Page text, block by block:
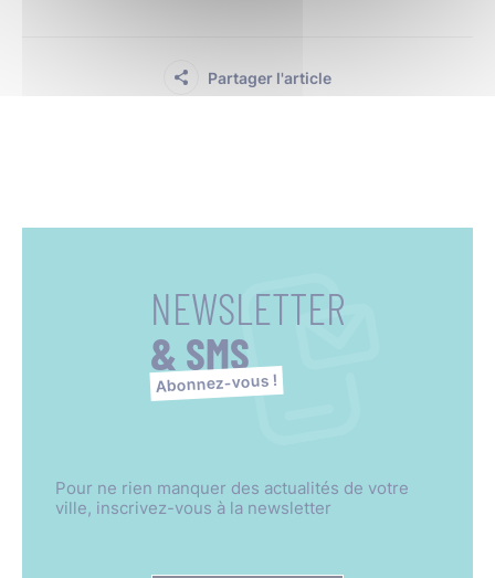
Partager l'article
NEWSLETTER
& SMS
Abonnez-vous !
Pour ne rien manquer des actualités de votre
ville, inscrivez-vous à la newsletter